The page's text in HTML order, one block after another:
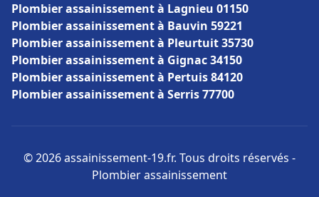
Plombier assainissement à Lagnieu 01150
Plombier assainissement à Bauvin 59221
Plombier assainissement à Pleurtuit 35730
Plombier assainissement à Gignac 34150
Plombier assainissement à Pertuis 84120
Plombier assainissement à Serris 77700
© 2026 assainissement-19.fr. Tous droits réservés -
Plombier assainissement